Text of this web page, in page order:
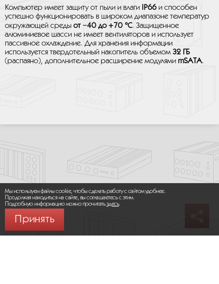
Компьютер имеет защиту от пыли и влаги IP66и способен
успешно функционировать в широком диапазоне температур
окружающей среды от −40 до +70 °C. Защищенное
алюминиевое шасси не имеет вентиляторов и использует
пассивное охлаждение. Для хранения информации
используется твердотельный накопитель объемом 32 ГБ
(распаяно), дополнительное расширение модулями mSATA.
Мы используем файлы cookie, чтобы сделать работу с сайтом удобнее.
Продолжая находиться на сайте, вы соглашаетесь с этим.
Подробную информацию можно прочитатьздесь.
Принять